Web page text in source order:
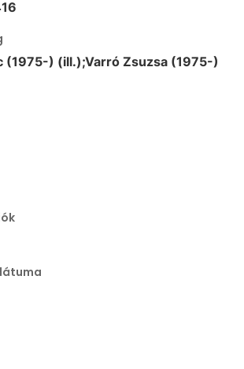
(1975-) (ill.);Varró Zsuzsa (1975-)